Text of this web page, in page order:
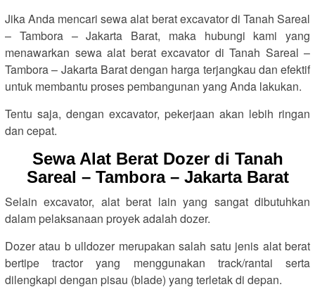
Jika Anda mencari sewa alat berat excavator di Tanah Sareal
– Tambora – Jakarta Barat, maka hubungi kami yang
menawarkan sewa alat berat excavator di Tanah Sareal –
Tambora – Jakarta Barat dengan harga terjangkau dan efektif
untuk membantu proses pembangunan yang Anda lakukan.
Tentu saja, dengan excavator, pekerjaan akan lebih ringan
dan cepat.
Sewa Alat Berat Dozer di Tanah
Sareal – Tambora – Jakarta Barat
Selain excavator, alat berat lain yang sangat dibutuhkan
dalam pelaksanaan proyek adalah dozer.
Dozer atau b ulldozer merupakan salah satu jenis alat berat
bertipe tractor yang menggunakan track/rantai serta
dilengkapi dengan pisau (blade) yang terletak di depan.